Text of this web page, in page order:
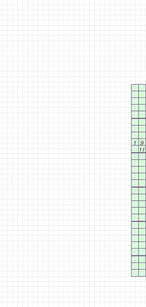
1 9
11